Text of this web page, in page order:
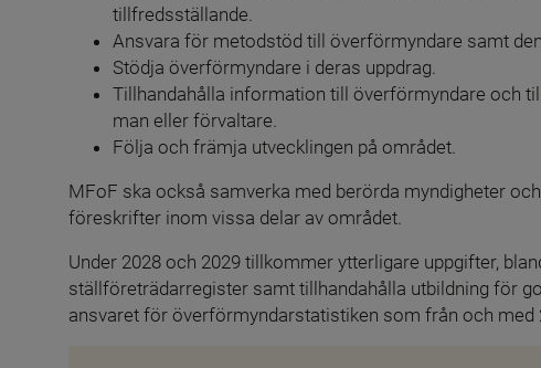
tillfredsställande.
Ansvara för metodstöd till överförmyndare samt
Stödja överförmyndare i deras uppdrag.
Tillhandahålla information till överförmyndare och
man eller förvaltare.
Följa och främja utvecklingen på området.
MFoF ska också samverka med berörda myndigheter
föreskrifter inom vissa delar av området.
Under 2028 och 2029 tillkommer ytterligare uppgifter,
ställföreträdarregister samt tillhandahålla utbildning för
ansvaret för överförmyndarstatistiken som från och med